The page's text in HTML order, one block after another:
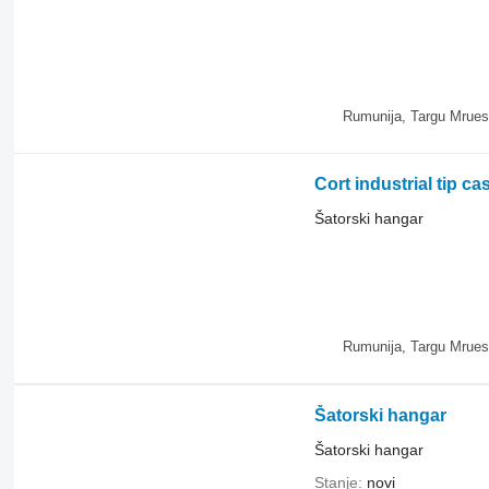
Rumunija, Targu Mrues
Cort industrial tip
Šatorski hangar
Rumunija, Targu Mrues
Šatorski hangar
Šatorski hangar
Stanje
novi